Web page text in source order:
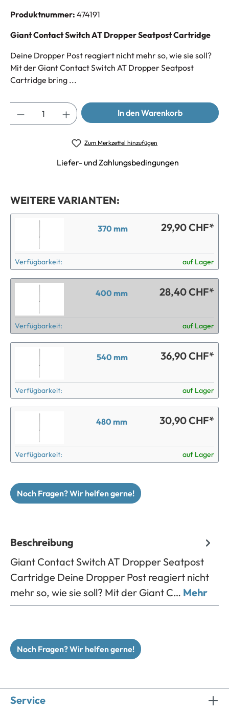
Produktnummer: 474191
Giant Contact Switch AT Dropper Seatpost Cartridge
Deine Dropper Post reagiert nicht mehr so, wie sie soll?
Mit der Giant Contact Switch AT Dropper Seatpost
Cartridge bring ...
In den Warenkorb
Zum Merkzettel hinzufügen
Liefer- und Zahlungsbedingungen
WEITERE VARIANTEN:
370 mm 29,90 CHF*
Verfügbarkeit: auf Lager
400 mm 28,40 CHF*
Verfügbarkeit: auf Lager
540 mm 36,90 CHF*
Verfügbarkeit: auf Lager
480 mm 30,90 CHF*
Verfügbarkeit: auf Lager
Noch Fragen? Wir helfen gerne!
Beschreibung
Giant Contact Switch AT Dropper Seatpost
Cartridge Deine Dropper Post reagiert nicht
mehr so, wie sie soll? Mit der Giant C… Mehr
Noch Fragen? Wir helfen gerne!
Service